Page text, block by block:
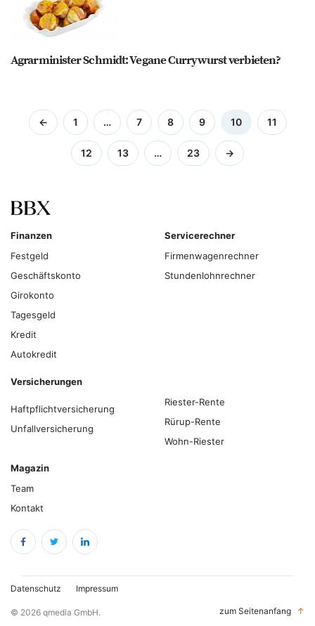
Agrarminister Schmidt: Vegane Currywurst verbieten?
← 1 … 7 8 9 10 11
12 13 … 23 →
Finanzen
Festgeld
Geschäftskonto
Girokonto
Tagesgeld
Kredit
Autokredit
Servicerechner
Firmenwagenrechner
Stundenlohnrechner
Versicherungen
Haftpflichtversicherung
Unfallversicherung
Riester-Rente
Rürup-Rente
Wohn-Riester
Magazin
Team
Kontakt
© 2026 qmedia GmbH.
Datenschutz Impressum
zum Seitenanfang ↑